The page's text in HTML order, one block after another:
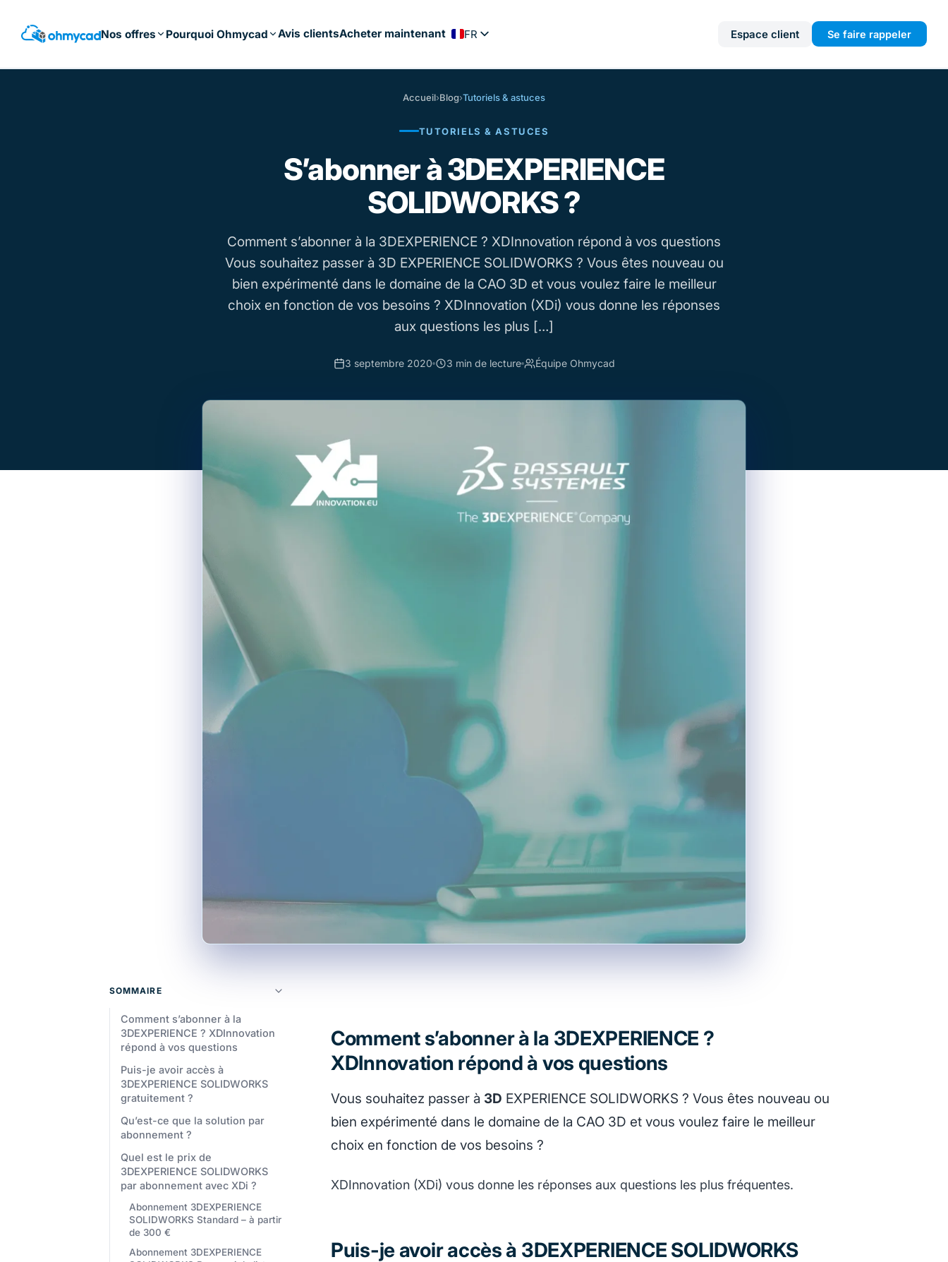
principal
Nos offres Pourquoi Ohmycad Avis clientsAcheter maintenant FR
NL
DE
Espace client Se faire rappeler
Accueil›Blog›Tutoriels & astuces
TUTORIELS & ASTUCES
S’abonner à 3DEXPERIENCE
SOLIDWORKS ?
Comment s’abonner à la 3DEXPERIENCE ? XDInnovation répond à vos questions
Vous souhaitez passer à 3D EXPERIENCE SOLIDWORKS ? Vous êtes nouveau ou
bien expérimenté dans le domaine de la CAO 3D et vous voulez faire le meilleur
choix en fonction de vos besoins ? XDInnovation (XDi) vous donne les réponses
aux questions les plus […]
3 septembre 2020 3 min de lecture Équipe Ohmycad
SOMMAIRE
Comment s’abonner à la
3DEXPERIENCE ? XDInnovation
répond à vos questions
Puis-je avoir accès à
3DEXPERIENCE SOLIDWORKS
gratuitement ?
Qu’est-ce que la solution par
abonnement ?
Quel est le prix de
3DEXPERIENCE SOLIDWORKS
par abonnement avec XDi ?
Abonnement 3DEXPERIENCE
SOLIDWORKS Standard – à partir
de 300 €
Abonnement 3DEXPERIENCE
Comment s’abonner à la 3DEXPERIENCE ?
XDInnovation répond à vos questions
Vous souhaitez passer à 3D EXPERIENCE SOLIDWORKS ? Vous êtes nouveau ou
bien expérimenté dans le domaine de la CAO 3D et vous voulez faire le meilleur
choix en fonction de vos besoins ?
XDInnovation (XDi) vous donne les réponses aux questions les plus fréquentes.
Puis-je avoir accès à 3DEXPERIENCE SOLIDWORKS